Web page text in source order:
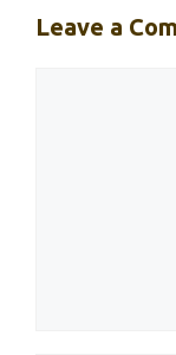
Leave a